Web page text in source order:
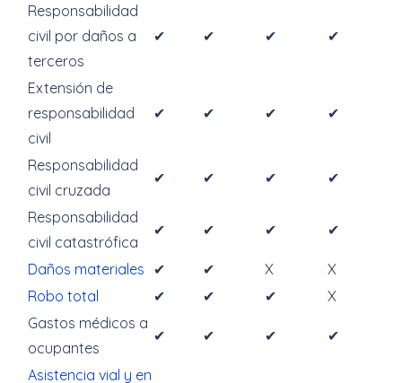
Responsabilidad
civil por daños a
terceros
✔ ✔ ✔ ✔
Extensión de
responsabilidad
civil
✔ ✔ ✔ ✔
Responsabilidad
civil cruzada
✔ ✔ ✔ ✔
Responsabilidad
civil catastrófica
✔ ✔ ✔ ✔
Daños materiales ✔ ✔ X
X
Robo total
✔ ✔ ✔
X
Gastos médicos a
ocupantes
✔ ✔ ✔ ✔
Asistencia vial y en